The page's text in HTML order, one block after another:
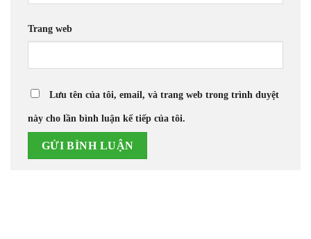
Trang web
Lưu tên của tôi, email, và trang web trong trình duyệt
này cho lần bình luận kế tiếp của tôi.